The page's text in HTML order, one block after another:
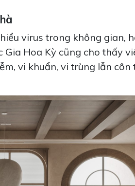
virus trong không gian,
Hoa Kỳ cũng cho thấy
vi khuẩn, vi trùng lẫn